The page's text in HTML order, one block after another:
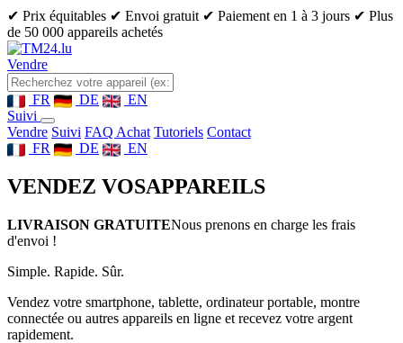
✔ Prix équitables ✔ Envoi gratuit ✔ Paiement en 1 à 3 jours ✔ Plus
de 50 000 appareils achetés
Vendre
FR DE
EN
Suivi
Vendre Suivi FAQ Achat Tutoriels Contact
FR
DE EN
VENDEZ VOSAPPAREILS
LIVRAISON GRATUITENous prenons en charge les frais
d'envoi !
Simple. Rapide. Sûr.
Vendez votre smartphone, tablette, ordinateur portable, montre
connectée ou autres appareils en ligne et recevez votre argent
rapidement.